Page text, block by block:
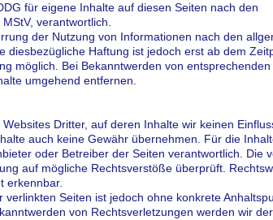
für eigene Inhalte auf diesen Seiten nach den
verantwortlich.
der Nutzung von Informationen nach den
diesbezügliche Haftung ist jedoch erst ab dem
möglich. Bei Bekanntwerden von entsprechenden
umgehend entfernen.
Dritter, auf deren Inhalte wir keinen
auch keine Gewähr übernehmen. Für die
oder Betreiber der Seiten verantwortlich. Die
auf mögliche Rechtsverstöße überprüft.
erkennbar.
Seiten ist jedoch ohne konkrete
von Rechtsverletzungen werden wir